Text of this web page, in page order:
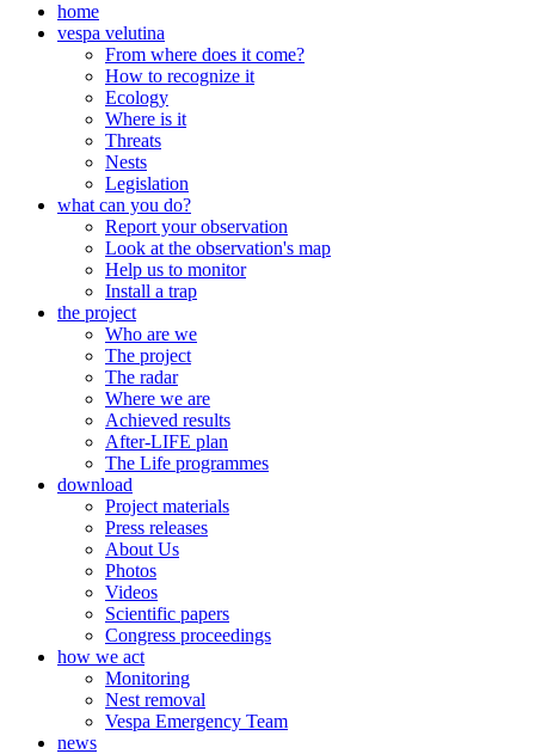
home
vespa velutina
From where does it come?
How to recognize it
Ecology
Where is it
Threats
Nests
Legislation
what can you do?
Report your observation
Look at the observation's map
Help us to monitor
Install a trap
the project
Who are we
The project
The radar
Where we are
Achieved results
After-LIFE plan
The Life programmes
download
Project materials
Press releases
About Us
Photos
Videos
Scientific papers
Congress proceedings
how we act
Monitoring
Nest removal
Vespa Emergency Team
news